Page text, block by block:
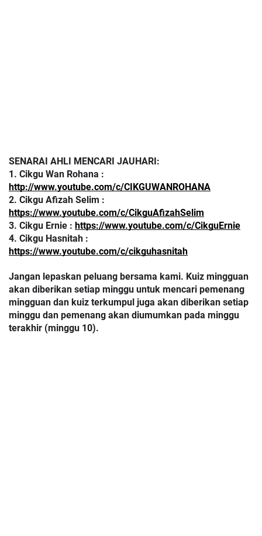
SENARAI AHLI MENCARI JAUHARI:
http://www.youtube.com/c/CIKGUWANROHANA
https://www.youtube.com/c/CikguAfizahSelim
3. Cikgu Ernie : https://www.youtube.com/c/CikguErnie
https://www.youtube.com/c/cikguhasnitah
Jangan lepaskan peluang bersama kami. Kuiz mingguan
akan diberikan setiap minggu untuk mencari pemenang
mingguan dan kuiz terkumpul juga akan diberikan setiap
minggu dan pemenang akan diumumkan pada minggu
terakhir (minggu 10).